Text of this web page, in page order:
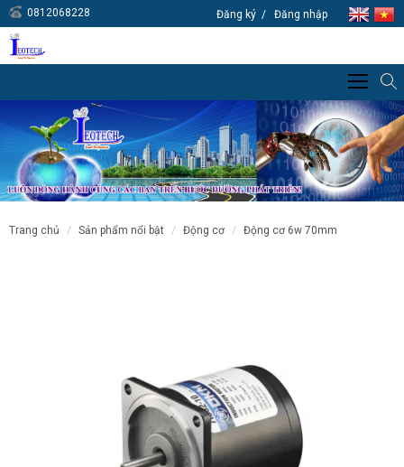
0812068228 Đăng ký Đăng nhập
trang chủ sản phẩm nổi bật động cơ động cơ 6w 70mm